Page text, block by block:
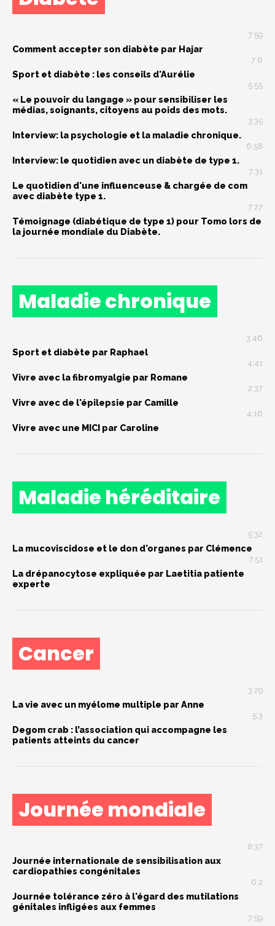
7:59
Comment accepter son diabète par Hajar
7:6
Sport et diabète : les conseils d'Aurélie
5:55
« Le pouvoir du langage » pour sensibiliser les
médias, soignants, citoyens au poids des mots.
3:35
Interview: la psychologie et la maladie chronique.
6:58
Interview: le quotidien avec un diabète de type 1.
7:31
Le quotidien d'une influenceuse & chargée de com
avec diabète type 1.
7:27
Témoignage (diabétique de type 1) pour Tomo lors de
la journée mondiale du Diabète.
Maladie chronique
3:46
Sport et diabète par Raphael
4:41
Vivre avec la fibromyalgie par Romane
2:37
Vivre avec de l'épilepsie par Camille
4:16
Vivre avec une MICI par Caroline
Maladie héréditaire
5:32
La mucoviscidose et le don d'organes par Clémence
7:51
La drépanocytose expliquée par Laetitia patiente
experte
Cancer
3:29
La vie avec un myélome multiple par Anne
5:3
Degom crab : l’association qui accompagne les
patients atteints du cancer
Journée mondiale
8:37
Journée internationale de sensibilisation aux
cardiopathies congénitales
6:2
Journée tolérance zéro à l'égard des mutilations
génitales infligées aux femmes
7:59